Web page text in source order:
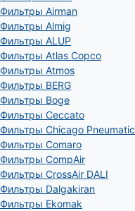
Фильтры Airman
Фильтры Almig
Фильтры ALUP
Фильтры Atlas Copco
Фильтры Atmos
Фильтры BERG
Фильтры Boge
Фильтры Ceccato
Фильтры Chicago Pneumatic
Фильтры Comaro
Фильтры CompAir
Фильтры CrossAir DALI
Фильтры Dalgakiran
Фильтры Ekomak